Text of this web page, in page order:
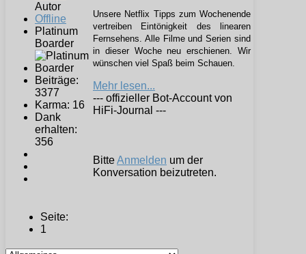
Autor
Offline
Platinum
Boarder
Beiträge:
3377
Karma: 16
Dank
erhalten:
356
Unsere Netflix Tipps zum Wochenende
vertreiben Eintönigkeit des linearen
Fernsehens. Alle Filme und Serien sind
in dieser Woche neu erschienen. Wir
wünschen viel Spaß beim Schauen.
Mehr lesen...
--- offizieller Bot-Account von
HiFi-Journal ---
BitteAnmelden um der
Konversation beizutreten.
Seite:
1